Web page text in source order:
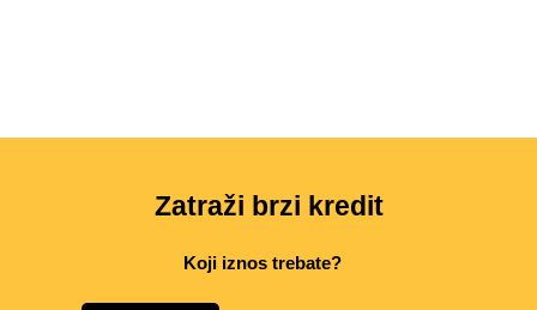
Zatraži brzi kredit
Koji iznos trebate?